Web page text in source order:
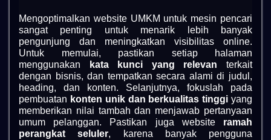
Mengoptimalkan website UMKM untuk mesin pencari
sangat penting untuk menarik lebih banyak
pengunjung dan meningkatkan visibilitas online.
Untuk memulai, pastikan setiap halaman
menggunakan
kata kunci yang relevan terkait
dengan bisnis, dan tempatkan secara alami di judul,
heading, dan konten. Selanjutnya, fokuslah pada
pembuatan konten unik dan berkualitas tinggi yang
memberikan nilai tambah dan menjawab pertanyaan
umum pelanggan. Pastikan juga website ramah
perangkat seluler, karena banyak pengguna